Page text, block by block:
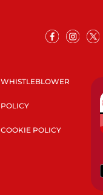
WHISTLEBLOWER
POLICY
COOKIE POLICY